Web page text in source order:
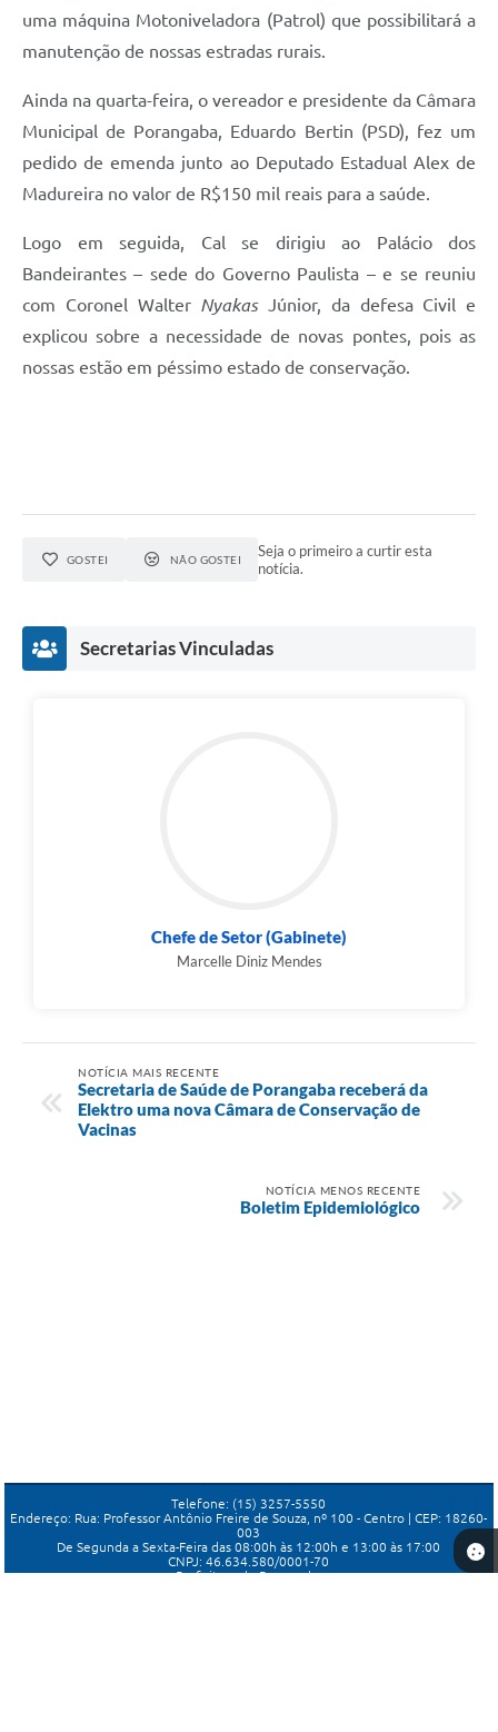
uma máquina Motoniveladora (Patrol) que possibilitará a
manutenção de nossas estradas rurais.
Ainda na quarta-feira, o vereador e presidente da Câmara
Municipal de Porangaba, Eduardo Bertin (PSD), fez um
pedido de emenda junto ao Deputado Estadual Alex de
Madureira no valor de R$150 mil reais para a saúde.
Logo em seguida, Cal se dirigiu ao Palácio dos
Bandeirantes – sede do Governo Paulista – e se reuniu
com Coronel Walter NyakasJúnior, da defesa Civil e
explicou sobre a necessidade de novas pontes, pois as
nossas estão em péssimo estado de conservação.
GOSTEI NÃO GOSTEI
Seja o primeiro a curtir esta
notícia.
Secretarias Vinculadas
Chefe de Setor (Gabinete)
Marcelle Diniz Mendes
NOTÍCIA MAIS RECENTE
Secretaria de Saúde de Porangaba receberá da
Elektro uma nova Câmara de Conservação de
Vacinas
NOTÍCIA MENOS RECENTE
Boletim Epidemiológico
Telefone: (15) 3257-5550
Endereço: Rua: Professor Antônio Freire de Souza, nº 100 - Centro | CEP: 18260-
003
De Segunda a Sexta-Feira das 08:00h às 12:00h e 13:00 às 17:00
CNPJ: 46.634.580/0001-70
Prefeitura de Porangaba